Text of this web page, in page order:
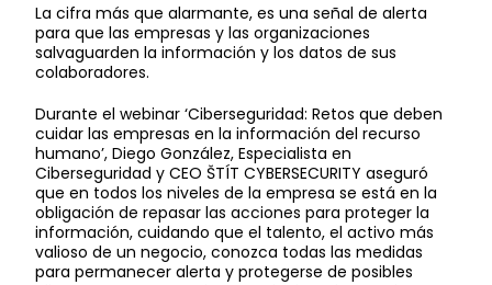
La cifra más que alarmante, es una señal de alerta
para que las empresas y las organizaciones
salvaguarden la información y los datos de sus
colaboradores.
Durante el webinar ‘Ciberseguridad: Retos que deben
cuidar las empresas en la información del recurso
humano’, Diego González, Especialista en
Ciberseguridad y CEO ŠTÍT CYBERSECURITY aseguró
que en todos los niveles de la empresa se está en la
obligación de repasar las acciones para proteger la
información, cuidando que el talento, el activo más
valioso de un negocio, conozca todas las medidas
para permanecer alerta y protegerse de posibles